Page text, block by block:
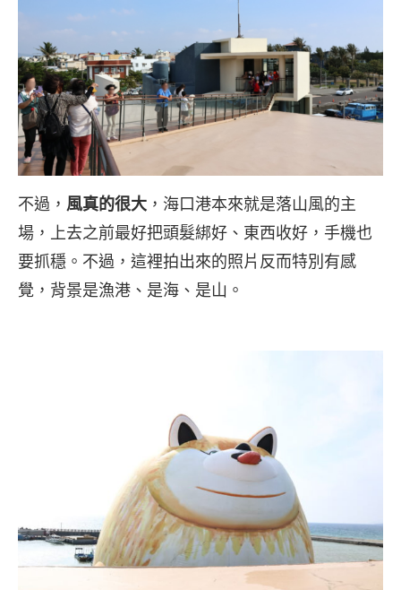
不過， 風真的很大 ，海口港本來就是落山風的主
場，上去之前最好把頭髮綁好、東西收好，手機也
要抓穩。不過，這裡拍出來的照片反而特別有感
覺，背景是漁港、是海、是山。